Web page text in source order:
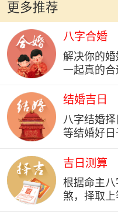
更多推荐
八字合婚
解决你的
一起真的合
结婚吉日
八字结婚
等结婚好日
吉日测算
根据命主
煞，择取上